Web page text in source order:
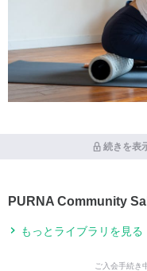
続きを表
PURNA Community
もっとライブラリを見る
ご入会手続き